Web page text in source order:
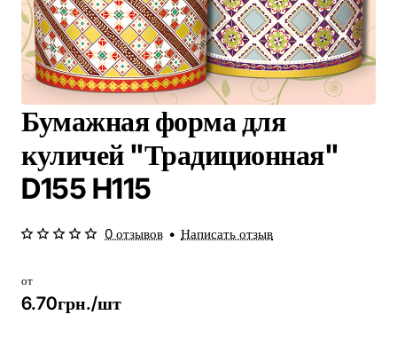
Бумажная форма для
куличей "Традиционная"
D155 H115
0 отзывов • Написать отзыв
от
6.70грн./шт